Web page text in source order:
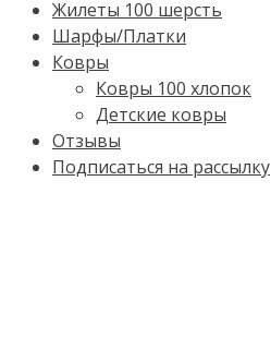
Жилеты 100 шерсть
Шарфы/Платки
Ковры
Ковры 100 хлопок
Детские ковры
Отзывы
Подписаться на рассылку